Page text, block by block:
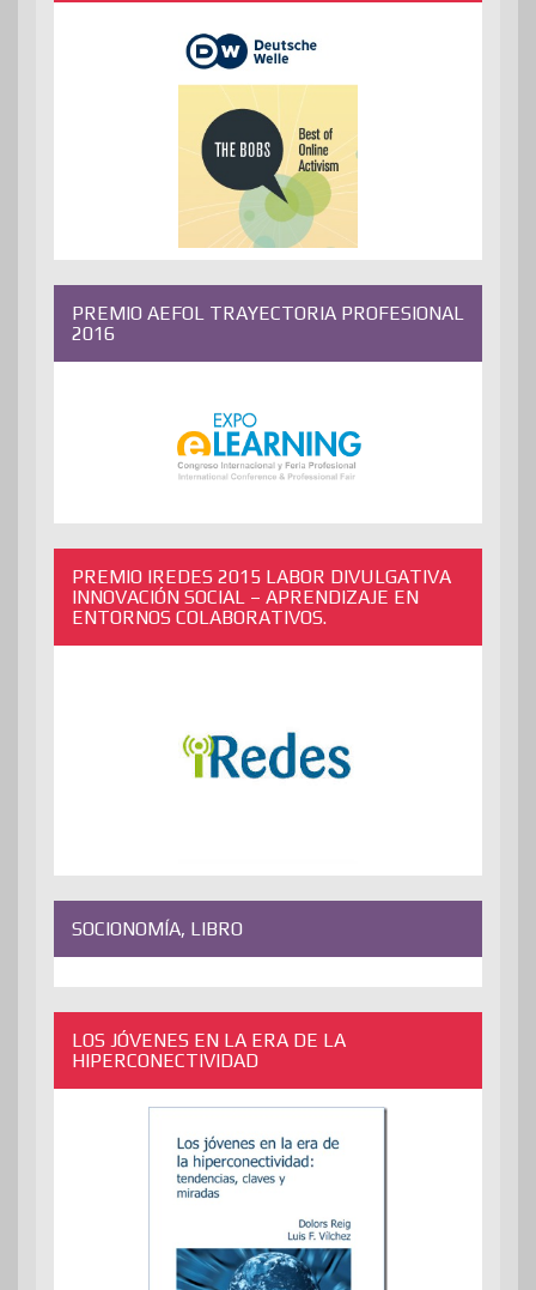
PREMIO AEFOL TRAYECTORIA PROFESIONAL
2016
PREMIO IREDES 2015 LABOR DIVULGATIVA
INNOVACIÓN SOCIAL – APRENDIZAJE EN
ENTORNOS COLABORATIVOS.
SOCIONOMÍA, LIBRO
LOS JÓVENES EN LA ERA DE LA
HIPERCONECTIVIDAD